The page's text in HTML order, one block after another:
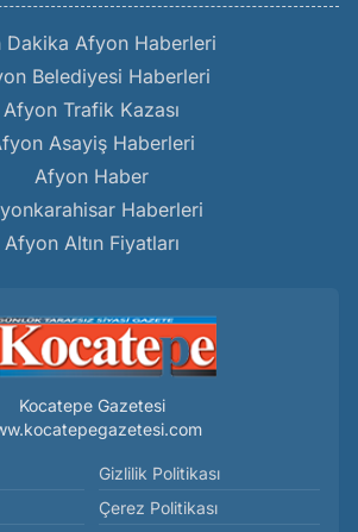
Dakika Afyon Haberleri
Belediyesi Haberleri
Afyon Trafik Kazası
Asayiş Haberleri
Afyon Haber
Haberleri
Afyon Altın Fiyatları
Kocatepe Gazetesi
Gizlilik Politikası
Çerez Politikası